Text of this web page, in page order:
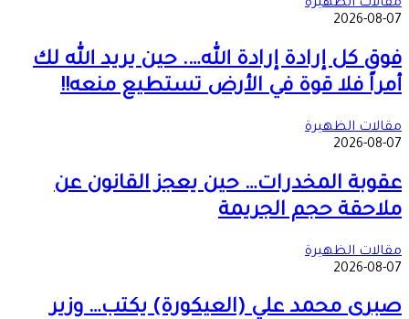
مقالات الظهيرة
2026-08-07
فوق كل إرادة إرادة الله…. حين يريد الله لك
أمراً فلا قوة في الأرض تستطيع منعه!!
مقالات الظهيرة
2026-08-07
عقوبة المخدرات… حين يعجز القانون عن
ملاحقة حجم الجريمة
مقالات الظهيرة
2026-08-07
صبرى محمد علي (العيكورة) يكتب… وزير